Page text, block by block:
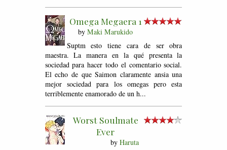
Omega Megaera 1
by Maki Marukido
Suptm esto tiene cara de ser obra
maestra. La manera en la qué presenta la
sociedad para hacer todo el comentario social.
El echo de que Saimon claramente ansia una
mejor sociedad para los omegas pero esta
terriblemente enamorado de un h...
Worst Soulmate
Ever
by Haruta